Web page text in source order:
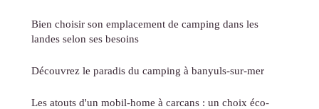
Bien choisir son emplacement de camping dans les
landes selon ses besoins
Découvrez le paradis du camping à banyuls-sur-mer
Les atouts d'un mobil-home à carcans : un choix éco-